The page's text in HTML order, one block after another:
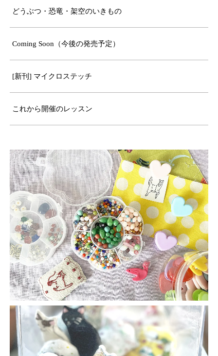
どうぶつ・恐竜・架空のいきもの
Coming Soon（今後の発売予定）
[新刊] マイクロステッチ
これから開催のレッスン